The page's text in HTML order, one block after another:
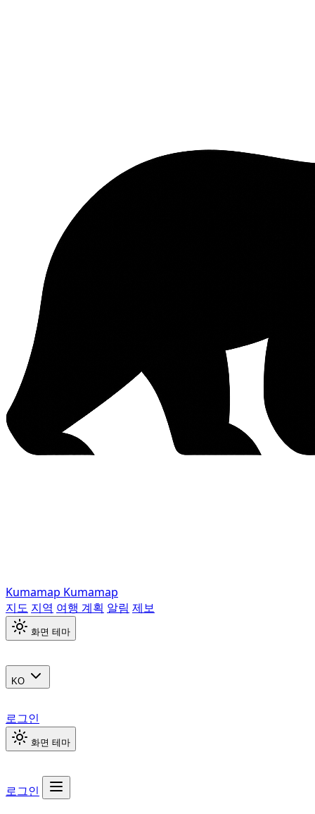
Kumamap Kumamap
지도 지역 여행 계획 알림 제보
화면 테마
KO
로그인
화면 테마
로그인